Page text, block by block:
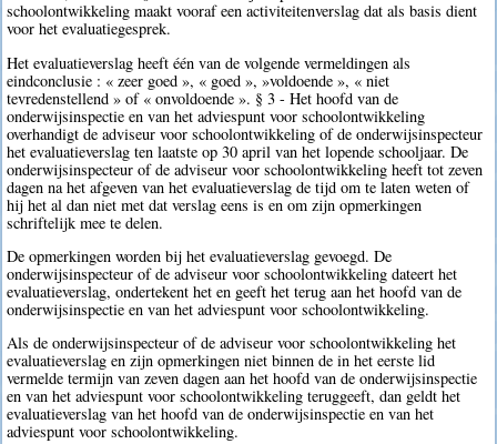
schoolontwikkeling maakt vooraf een activiteitenverslag dat als basis dient
voor het evaluatiegesprek.
Het evaluatieverslag heeft één van de volgende vermeldingen als
eindconclusie : « zeer goed », « goed », »voldoende », « niet
tevredenstellend » of « onvoldoende ». § 3 - Het hoofd van de
onderwijsinspectie en van het adviespunt voor schoolontwikkeling
overhandigt de adviseur voor schoolontwikkeling of de onderwijsinspecteur
het evaluatieverslag ten laatste op 30 april van het lopende schooljaar. De
onderwijsinspecteur of de adviseur voor schoolontwikkeling heeft tot zeven
dagen na het afgeven van het evaluatieverslag de tijd om te laten weten of
hij het al dan niet met dat verslag eens is en om zijn opmerkingen
schriftelijk mee te delen.
De opmerkingen worden bij het evaluatieverslag gevoegd. De
onderwijsinspecteur of de adviseur voor schoolontwikkeling dateert het
evaluatieverslag, ondertekent het en geeft het terug aan het hoofd van de
onderwijsinspectie en van het adviespunt voor schoolontwikkeling.
Als de onderwijsinspecteur of de adviseur voor schoolontwikkeling het
evaluatieverslag en zijn opmerkingen niet binnen de in het eerste lid
vermelde termijn van zeven dagen aan het hoofd van de onderwijsinspectie
en van het adviespunt voor schoolontwikkeling teruggeeft, dan geldt het
evaluatieverslag van het hoofd van de onderwijsinspectie en van het
adviespunt voor schoolontwikkeling.